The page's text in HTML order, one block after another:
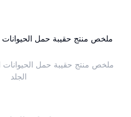
ملخص منتج حقيبة حمل الحيوانات
الجلد